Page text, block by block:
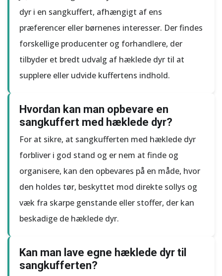
dyr i en sangkuffert, afhængigt af ens
præferencer eller børnenes interesser. Der findes
forskellige producenter og forhandlere, der
tilbyder et bredt udvalg af hæklede dyr til at
supplere eller udvide kuffertens indhold.
Hvordan kan man opbevare en
sangkuffert med hæklede dyr?
For at sikre, at sangkufferten med hæklede dyr
forbliver i god stand og er nem at finde og
organisere, kan den opbevares på en måde, hvor
den holdes tør, beskyttet mod direkte sollys og
væk fra skarpe genstande eller stoffer, der kan
beskadige de hæklede dyr.
Kan man lave egne hæklede dyr til
sangkufferten?